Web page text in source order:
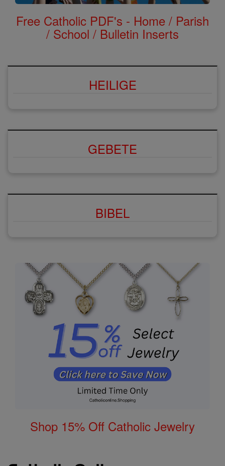
Free Catholic PDF's - Home / Parish
/ School / Bulletin Inserts
HEILIGE
GEBETE
BIBEL
Shop 15% Off Catholic Jewelry